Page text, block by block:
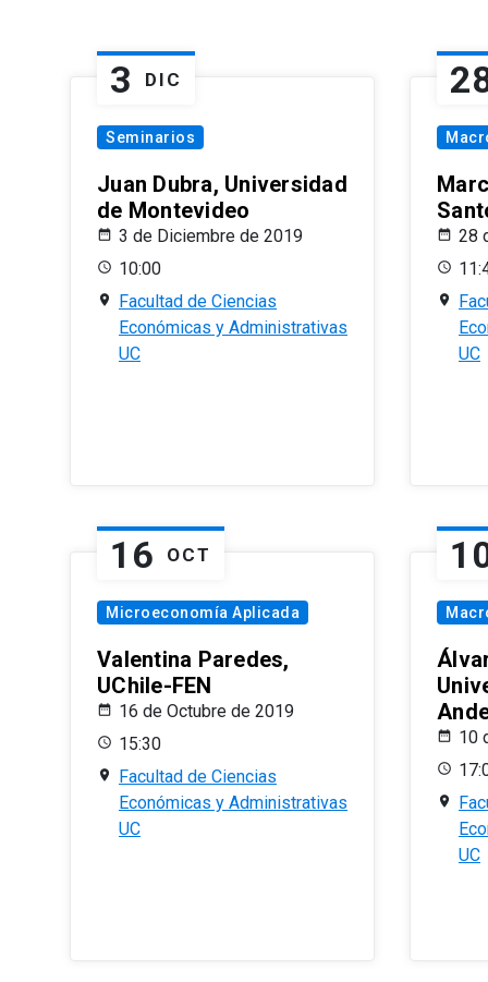
3 DIC
Seminarios
Juan Dubra, Universidad
de Montevideo
3 de Diciembre de 2019
10:00
Facultad de Ciencias
Económicas y Administrativas
UC
28
UC
16 OCT
Microeconomía Aplicada
Valentina Paredes,
UChile-FEN
16 de Octubre de 2019
15:30
Facultad de Ciencias
Económicas y Administrativas
UC
10
UC